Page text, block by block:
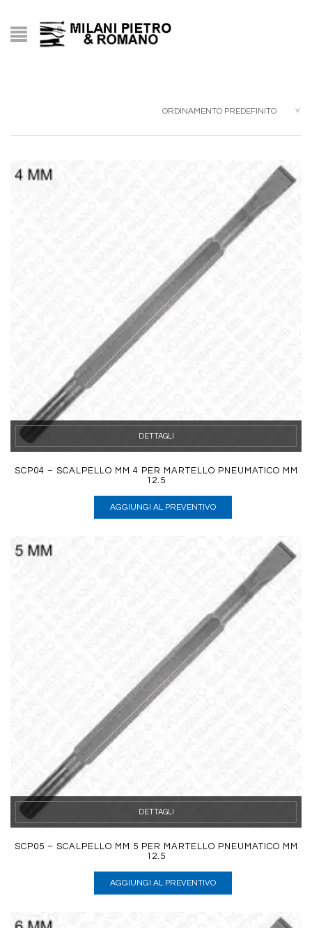
ORDINAMENTO PREDEFINITO
DETTAGLI
SCP04 – SCALPELLO MM 4 PER MARTELLO PNEUMATICO MM
12.5
AGGIUNGI AL PREVENTIVO
DETTAGLI
SCP05 – SCALPELLO MM 5 PER MARTELLO PNEUMATICO MM
12.5
AGGIUNGI AL PREVENTIVO